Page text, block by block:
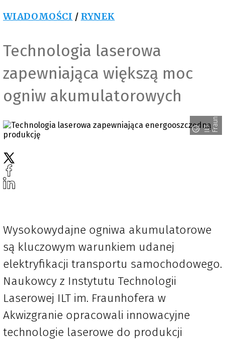
WIADOMOŚCI / RYNEK
Technologia laserowa
zapewniająca większą moc
ogniw akumulatorowych
I
L
T
F
r
a
u
n
h
o
f
er
Wysokowydajne ogniwa akumulatorowe
są kluczowym warunkiem udanej
elektryfikacji transportu samochodowego.
Naukowcy z Instytutu Technologii
Laserowej ILT im. Fraunhofera w
Akwizgranie opracowali innowacyjne
technologie laserowe do produkcji